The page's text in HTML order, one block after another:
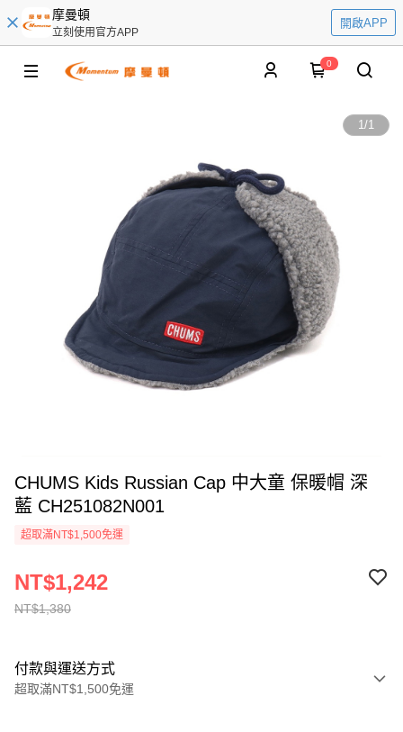
摩曼頓
立刻使用官方APP
開啟APP
0
1/1
CHUMS Kids Russian Cap 中大童 保暖帽 深
藍 CH251082N001
超取滿NT$1,500免運
NT$1,380
NT$1,242
付款與運送方式
超取滿NT$1,500免運